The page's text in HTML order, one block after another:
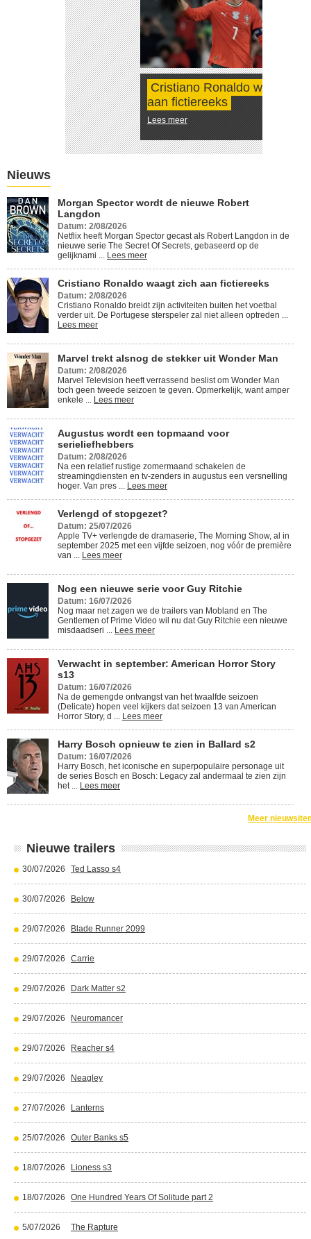
Cristiano Ronaldo waagt zich
aan fictiereeks
Lees meer
Nieuws
Morgan Spector wordt de nieuwe Robert
Langdon
Datum: 2/08/2026
Netflix heeft Morgan Spector gecast als Robert Langdon in de
nieuwe serie The Secret Of Secrets, gebaseerd op de
gelijknami ... Lees meer
Cristiano Ronaldo waagt zich aan fictiereeks
Datum: 2/08/2026
Cristiano Ronaldo breidt zijn activiteiten buiten het voetbal
verder uit. De Portugese sterspeler zal niet alleen optreden ...
Lees meer
Marvel trekt alsnog de stekker uit Wonder Man
Datum: 2/08/2026
Marvel Television heeft verrassend beslist om Wonder Man
toch geen tweede seizoen te geven. Opmerkelijk, want amper
enkele ... Lees meer
Augustus wordt een topmaand voor
serieliefhebbers
Datum: 2/08/2026
Na een relatief rustige zomermaand schakelen de
streamingdiensten en tv-zenders in augustus een versnelling
hoger. Van pres ... Lees meer
Verlengd of stopgezet?
Datum: 25/07/2026
Apple TV+ verlengde de dramaserie, The Morning Show, al in
september 2025 met een vijfde seizoen, nog vóór de première
van ... Lees meer
Nog een nieuwe serie voor Guy Ritchie
Datum: 16/07/2026
Nog maar net zagen we de trailers van Mobland en The
Gentlemen of Prime Video wil nu dat Guy Ritchie een nieuwe
misdaadseri ... Lees meer
Verwacht in september: American Horror Story
s13
Datum: 16/07/2026
Na de gemengde ontvangst van het twaalfde seizoen
(Delicate) hopen veel kijkers dat seizoen 13 van American
Horror Story, d ... Lees meer
Harry Bosch opnieuw te zien in Ballard s2
Datum: 16/07/2026
Harry Bosch, het iconische en superpopulaire personage uit
de series Bosch en Bosch: Legacy zal andermaal te zien zijn
het ... Lees meer
Meer
Nieuwe trailers
30/07/2026 Ted Lasso s4
30/07/2026 Below
29/07/2026 Blade Runner 2099
29/07/2026 Carrie
29/07/2026 Dark Matter s2
29/07/2026 Neuromancer
29/07/2026 Reacher s4
29/07/2026 Neagley
27/07/2026 Lanterns
25/07/2026 Outer Banks s5
18/07/2026 Lioness s3
18/07/2026 One Hundred Years Of Solitude part 2
5/07/2026 The Rapture